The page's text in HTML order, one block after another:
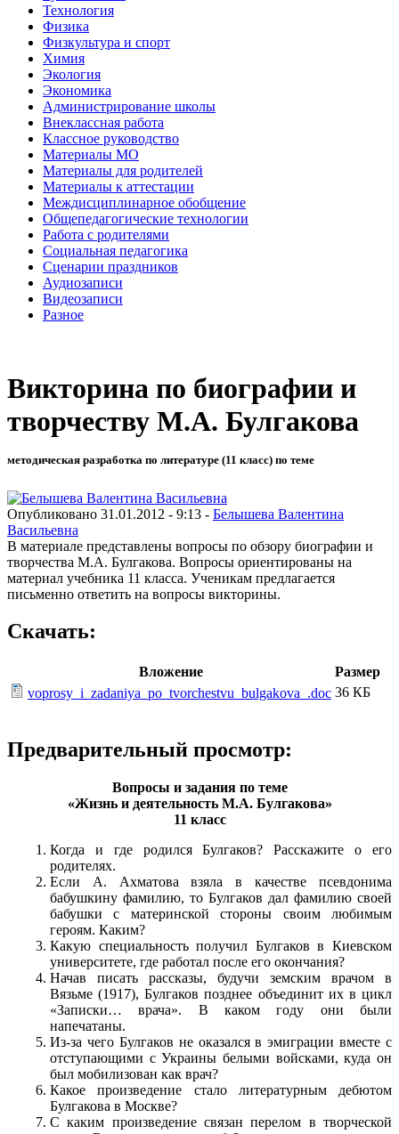
Технология
Физика
Физкультура и спорт
Химия
Экология
Экономика
Администрирование школы
Внеклассная работа
Классное руководство
Материалы МО
Материалы для родителей
Материалы к аттестации
Междисциплинарное обобщение
Общепедагогические технологии
Работа с родителями
Социальная педагогика
Сценарии праздников
Аудиозаписи
Видеозаписи
Разное
Викторина по биографии и
творчеству М.А. Булгакова
методическая разработка по литературе (11 класс) по теме
Опубликовано 31.01.2012 - 9:13 - Белышева Валентина
Васильевна
В материале представлены вопросы по обзору биографии и
творчества М.А. Булгакова. Вопросы ориентированы на
материал учебника 11 класса. Ученикам предлагается
письменно ответить на вопросы викторины.
Скачать:
Вложение
Размер
voprosy_i_zadaniya_po_tvorchestvu_bulgakova_.doc 36 КБ
Предварительный просмотр:
Вопросы и задания по теме
«Жизнь и деятельность М.А. Булгакова»
11 класс
Когда и где родился Булгаков? Расскажите о его
родителях.
Если А. Ахматова взяла в качестве псевдонима
бабушкину фамилию, то Булгаков дал фамилию своей
бабушки с материнской стороны своим любимым
героям. Каким?
Какую специальность получил Булгаков в Киевском
университете, где работал после его окончания?
Начав писать рассказы, будучи земским врачом в
Вязьме (1917), Булгаков позднее объединит их в цикл
«Записки… врача». В каком году они были
напечатаны.
Из-за чего Булгаков не оказался в эмиграции вместе с
отступающими с Украины белыми войсками, куда он
был мобилизован как врач?
Какое произведение стало литературным дебютом
Булгакова в Москве?
С каким произведение связан перелом в творческой